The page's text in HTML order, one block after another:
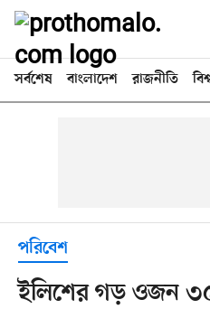
সর্বশেষ বাংলাদেশ রাজনীতি
পরিবেশ
ইলিশের গড় ওজন